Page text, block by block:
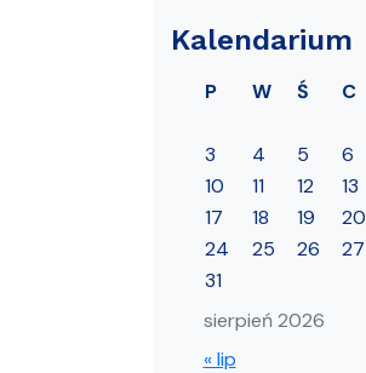
Kalendarium
sierpień 2026
P W Ś C
3
4 5 6
10
11 12 13
17
18 19 20
24
25 26 27
31
« lip